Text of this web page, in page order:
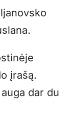
įrašą.
dar du